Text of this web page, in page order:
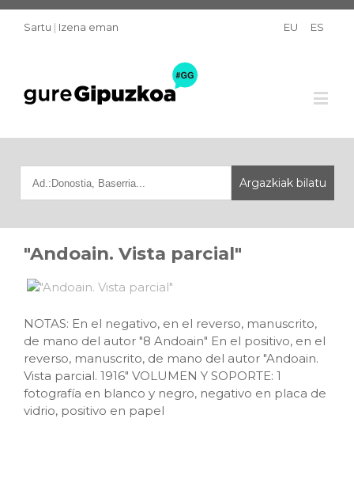
Sartu | Izena eman EU ES
"Andoain. Vista parcial"
NOTAS: En el negativo, en el reverso, manuscrito,
de mano del autor "8 Andoain" En el positivo, en el
reverso, manuscrito, de mano del autor "Andoain.
Vista parcial. 1916" VOLUMEN Y SOPORTE: 1
fotografía en blanco y negro, negativo en placa de
vidrio, positivo en papel